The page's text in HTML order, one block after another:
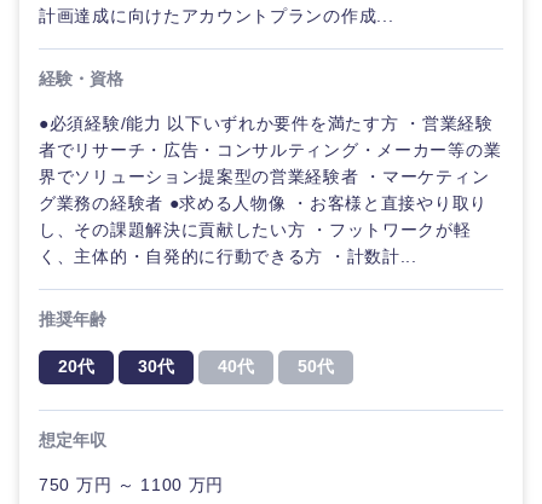
計画達成に向けたアカウントプランの作成...
経験・資格
●必須経験/能力 以下いずれか要件を満たす方 ・営業経験
者でリサーチ・広告・コンサルティング・メーカー等の業
界でソリューション提案型の営業経験者 ・マーケティン
グ業務の経験者 ●求める人物像 ・お客様と直接やり取り
し、その課題解決に貢献したい方 ・フットワークが軽
く、主体的・自発的に行動できる方 ・計数計...
推奨年齢
20代 30代 40代 50代
想定年収
750 万円 ～ 1100 万円